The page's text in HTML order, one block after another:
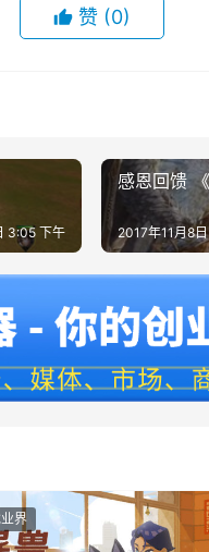
赞 (0)
3:05 下午
感恩回馈
2017年11月8
界